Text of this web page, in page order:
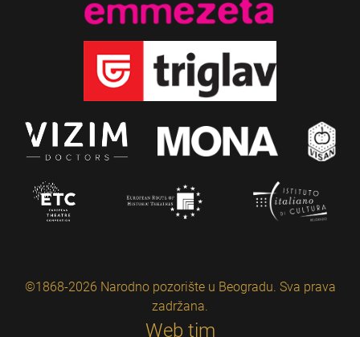
©1868-2026 Narodno pozorište u Beogradu. Sva prava
zadržana.
Web tim